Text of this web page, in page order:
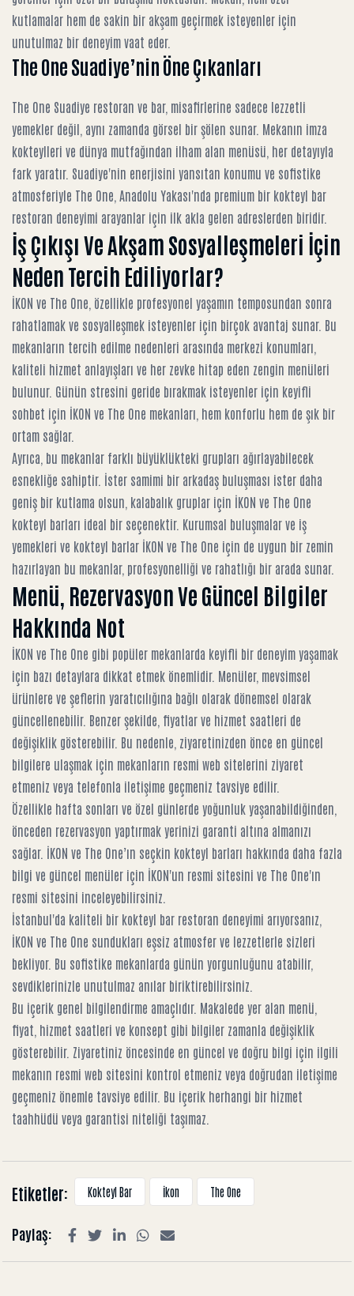
kutlamalar hem de sakin bir akşam geçirmek isteyenler için
unutulmaz bir deneyim vaat eder.
The One Suadiye’nin Öne Çıkanları
The One Suadiye restoran ve bar, misafirlerine sadece lezzetli
yemekler değil, aynı zamanda görsel bir şölen sunar. Mekanın imza
kokteylleri ve dünya mutfağından ilham alan menüsü, her detayıyla
fark yaratır. Suadiye'nin enerjisini yansıtan konumu ve sofistike
atmosferiyle The One, Anadolu Yakası'nda premium bir kokteyl bar
restoran deneyimi arayanlar için ilk akla gelen adreslerden biridir.
İş Çıkışı Ve Akşam Sosyalleşmeleri İçin
Neden Tercih Ediliyorlar?
İKON ve The One, özellikle profesyonel yaşamın temposundan sonra
rahatlamak ve sosyalleşmek isteyenler için birçok avantaj sunar. Bu
mekanların tercih edilme nedenleri arasında merkezi konumları,
kaliteli hizmet anlayışları ve her zevke hitap eden zengin menüleri
bulunur. Günün stresini geride bırakmak isteyenler için keyifli
sohbet için İKON ve The One mekanları , hem konforlu hem de şık bir
ortam sağlar.
Ayrıca, bu mekanlar farklı büyüklükteki grupları ağırlayabilecek
esnekliğe sahiptir. İster samimi bir arkadaş buluşması ister daha
geniş bir kutlama olsun, kalabalık gruplar için İKON ve The One
kokteyl barları ideal bir seçenektir. Kurumsal buluşmalar ve iş
yemekleri ve kokteyl barlar İKON ve The One için de uygun bir zemin
hazırlayan bu mekanlar, profesyonelliği ve rahatlığı bir arada sunar.
Menü, Rezervasyon Ve Güncel Bilgiler
Hakkında Not
İKON ve The One gibi popüler mekanlarda keyifli bir deneyim yaşamak
için bazı detaylara dikkat etmek önemlidir. Menüler, mevsimsel
ürünlere ve şeflerin yaratıcılığına bağlı olarak dönemsel olarak
güncellenebilir. Benzer şekilde, fiyatlar ve hizmet saatleri de
değişiklik gösterebilir. Bu nedenle, ziyaretinizden önce en güncel
bilgilere ulaşmak için mekanların resmi web sitelerini ziyaret
etmeniz veya telefonla iletişime geçmeniz tavsiye edilir.
Özellikle hafta sonları ve özel günlerde yoğunluk yaşanabildiğinden,
önceden rezervasyon yaptırmak yerinizi garanti altına almanızı
sağlar. İKON ve The One’ın seçkin kokteyl barları hakkında daha fazla
bilgi ve güncel menüler için İKON'un resmi sitesini ve The One'ın
resmi sitesini inceleyebilirsiniz.
İstanbul'da kaliteli bir kokteyl bar restoran deneyimi arıyorsanız,
İKON ve The One sundukları eşsiz atmosfer ve lezzetlerle sizleri
bekliyor. Bu sofistike mekanlarda günün yorgunluğunu atabilir,
sevdiklerinizle unutulmaz anılar biriktirebilirsiniz.
Bu içerik genel bilgilendirme amaçlıdır. Makalede yer alan menü,
fiyat, hizmet saatleri ve konsept gibi bilgiler zamanla değişiklik
gösterebilir. Ziyaretiniz öncesinde en güncel ve doğru bilgi için ilgili
mekanın resmi web sitesini kontrol etmeniz veya doğrudan iletişime
geçmeniz önemle tavsiye edilir. Bu içerik herhangi bir hizmet
taahhüdü veya garantisi niteliği taşımaz.
Etiketler: Kokteyl Bar İkon The One
Paylaş: